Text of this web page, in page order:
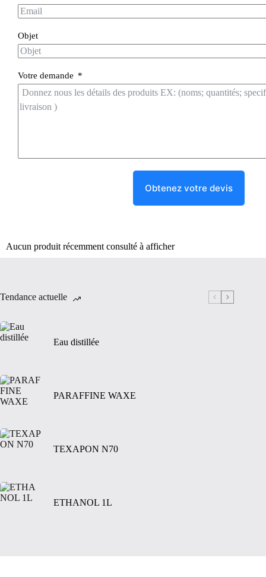
Objet
Votre demande
Obtenez votre devis
Aucun produit récemment consulté à afficher
Tendance actuelle
Eau distillée
PARAFFINE WAXE
TEXAPON N70
ETHANOL 1L